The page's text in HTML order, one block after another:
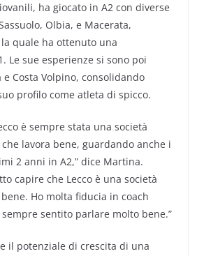
ha giocato in A2 con diverse
Olbia, e Macerata,
quale ha ottenuto una
Le sue esperienze si sono poi
e Costa Volpino, consolidando
profilo come atleta di spicco.
è sempre stata una società
lavora bene, guardando anche i
2 anni in A2,” dice Martina.
capire che Lecco è una società
Ho molta fiducia in coach
sentito parlare molto bene.”
il potenziale di crescita di una